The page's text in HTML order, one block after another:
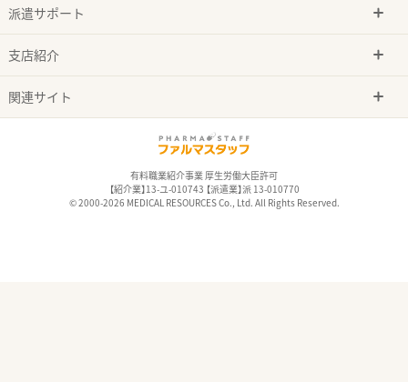
派遣サポート
支店紹介
関連サイト
有料職業紹介事業 厚生労働大臣許可
【紹介業】13-ユ-010743 【派遣業】派 13-010770
© 2000-2026 MEDICAL RESOURCES Co., Ltd. All Rights Reserved.